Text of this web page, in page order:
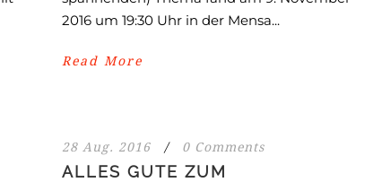
2016 um 19:30 Uhr in der Mensa...
Read More
28 Aug. 2016 / 0 Comments
ALLES GUTE ZUM